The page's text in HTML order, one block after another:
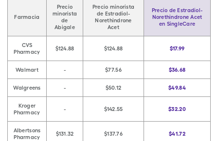
Farmacia
Precio
minorista
de
Abigale
Precio minorista
de Estradiol-
Norethindrone
Acet
Precio de Estradiol-
Norethindrone Acet
en SingleCare
CVS
Pharmacy
$124.88 $124.88 $17.99
Walmart - $77.56 $36.68
Walgreens - $50.12 $49.84
Kroger
Pharmacy
- $142.55 $32.20
Albertsons
Pharmacy
$131.32 $137.76 $41.72